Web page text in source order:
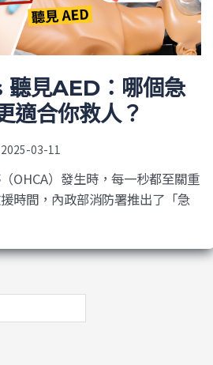
聽見AED：哪個急
適合你救人？
2025-03-11
OHCA）發生時，每一秒都至關重
時間，內政部消防署推出了「急